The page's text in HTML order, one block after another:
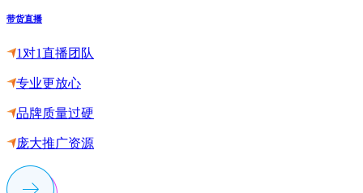
带货直播
1对1直播团队
专业更放心
品牌质量过硬
庞大推广资源